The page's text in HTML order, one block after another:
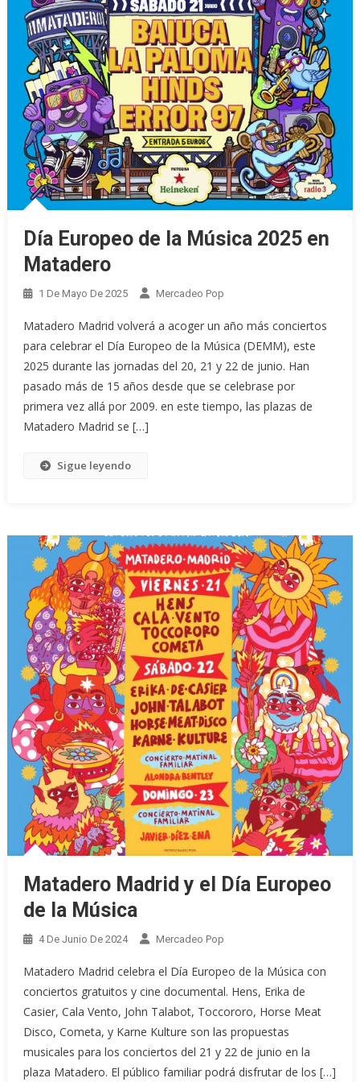
Día Europeo de la Música 2025 en
Matadero
1 De Mayo De 2025 Mercadeo Pop
Matadero Madrid volverá a acoger un año más conciertos
para celebrar el Día Europeo de la Música (DEMM), este
2025 durante las jornadas del 20, 21 y 22 de junio. Han
pasado más de 15 años desde que se celebrase por
primera vez allá por 2009. en este tiempo, las plazas de
Matadero Madrid se […]
Sigue leyendo
Matadero Madrid y el Día Europeo
de la Música
4 De Junio De 2024 Mercadeo Pop
Matadero Madrid celebra el Día Europeo de la Música con
conciertos gratuitos y cine documental. Hens, Erika de
Casier, Cala Vento, John Talabot, Toccororo, Horse Meat
Disco, Cometa, y Karne Kulture son las propuestas
musicales para los conciertos del 21 y 22 de junio en la
plaza Matadero. El público familiar podrá disfrutar de los […]